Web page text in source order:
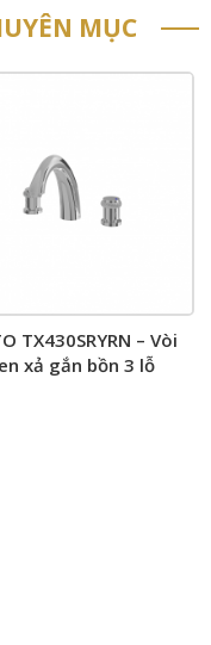
MỤC
TX430SRYRN – Vòi
xả gắn bồn 3 lỗ